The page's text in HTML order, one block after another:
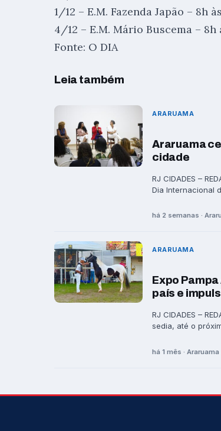
1/12 – E.M. Fazenda Japão – 8h
4/12 – E.M. Mário Buscema – 8h
Fonte: O DIA
Leia também
ARARUAMA
Araruama
cidade
RJ CIDADES –
Dia Internacional
há 2 semanas ·
ARARUAMA
Expo
país e
RJ CIDADES –
sedia, até o
há 1 mês · Araruama